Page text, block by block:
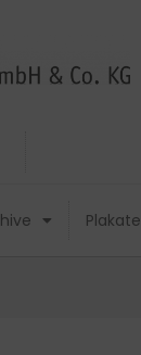
Plakate
Plakate